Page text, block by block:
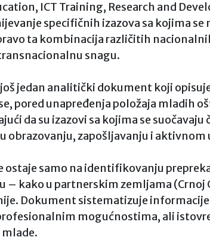
ICT Training, Research and
specifičnih izazova sa kojima
ta kombinacija različitih
snagu.
jedan analitički dokument koji
pored unapređenja položaja mladih
da su izazovi sa kojima se
zapošljavanju i aktivnom
samo na identifikovanju
kako u partnerskim zemljama (Crnoj
Dokument sistematizuje
mogućnostima, ali